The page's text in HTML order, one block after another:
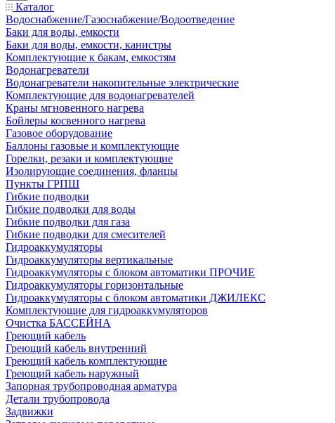
Каталог
Водоснабжение/Газоснабжение/Водоотведение
Баки для воды, емкости
Баки для воды, емкости, канистры
Комплектующие к бакам, емкостям
Водонагреватели
Водонагреватели накопительные электрические
Комплектующие для водонагревателей
Краны мгновенного нагрева
Бойлеры косвенного нагрева
Газовое оборудование
Баллоны газовые и комплектующие
Горелки, резаки и комплектующие
Изолирующие соединения, фланцы
Пункты ГРПШ
Гибкие подводки
Гибкие подводки для воды
Гибкие подводки для газа
Гибкие подводки для смесителей
Гидроаккумуляторы
Гидроаккумуляторы вертикальные
Гидроаккумуляторы с блоком автоматики ПРОЧИЕ
Гидроаккумуляторы горизонтальные
Гидроаккумуляторы с блоком автоматики ДЖИЛЕКС
Комплектующие для гидроаккумуляторов
Очистка БАССЕЙНА
Греющий кабель
Греющий кабель внутренний
Греющий кабель комплектующие
Греющий кабель наружный
Запорная трубопроводная арматура
Детали трубопровода
Задвижки